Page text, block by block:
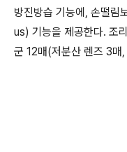
방진방습 기능에, 손떨
us) 기능을 제공한다. 조
군 12매(저분산 렌즈 3매